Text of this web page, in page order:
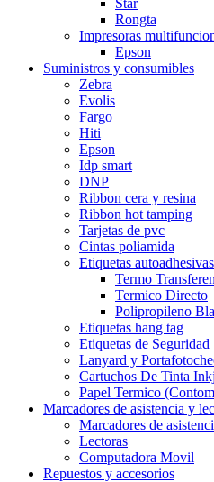
Star
Rongta
Impresoras
Epson
Suministros y consumibles
Zebra
Evolis
Fargo
Hiti
Epson
Idp smart
DNP
Ribbon cera y resina
Ribbon hot tamping
Tarjetas de pvc
Cintas poliamida
Etiquetas autoadhesivas
Termo
Termico Directo
Polipropileno
Etiquetas hang tag
Etiquetas de Seguridad
Lanyard y
Cartuchos De Tinta
Papel Termico
Marcadores de asistencia y
Marcadores de
Lectoras
Computadora Movil
Repuestos y accesorios